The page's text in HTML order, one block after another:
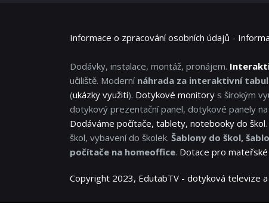
Informace o zpracování osobních údajů -
Dodávky, instalace, montáž, pronájem.
učiliště. Moderní náhrada za interaktivní
(ukázky využití). Dotykové monitory s širokým
dotykový prezentační panel, dotykové panely
Dodáváme počítače, tablety, notebooky do škol.
škol, vybavení do školek. Šablony do škol,
počítače na homeoffice. Dotace pro mateřské
Copyright 2023, EdutabTV - dotyková televize